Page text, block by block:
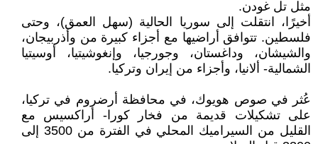
مثل تل غودن.
أخيرًا، انتقلت إلى سوريا الحالية (سهل العمق)، وحتى
فلسطين. تتوافق أراضيها مع أجزاء كبيرة من وأذربيجان،
والشيشان، وداغستان، وجورجيا، وإنغوشيتيا، أوسيتيا
الشمالية- ألانيا، وأجزاء من إيران وتركيا.
عُثر في صوص هويوك، في محافظة أرضروم في تركيا،
على تشكيلات قديمة من فخار كورا- أراكسيس مع
القليل من السيراميك المحلي في الفترة من 3500 إلى